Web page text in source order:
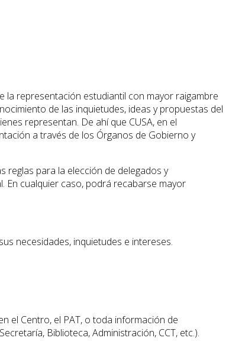
la representación estudiantil con mayor raigambre
de las inquietudes, ideas y propuestas del
representan. De ahí que CUSA, en el
a través de los Órganos de Gobierno y
reglas para la elección de delegados y
En cualquier caso, podrá recabarse mayor
necesidades, inquietudes e intereses.
el Centro, el PAT, o toda información de
Biblioteca, Administración, CCT, etc.).